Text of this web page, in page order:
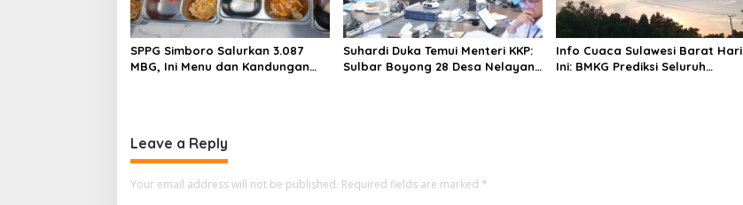
SPPG Simboro Salurkan 3.087
MBG, Ini Menu dan Kandungan
Suhardi Duka Temui Menteri KKP:
Sulbar Boyong 28 Desa Nelayan
Info Cuaca Sulawesi Barat Hari
Ini: BMKG Prediksi Seluruh
Leave a Reply
Your email address will not be published. Required fields are marked *